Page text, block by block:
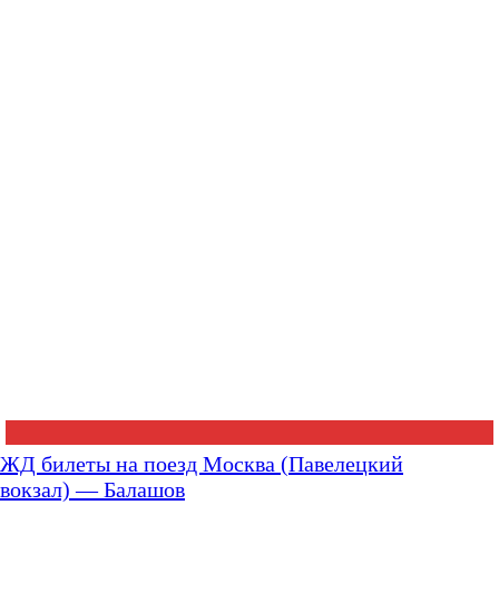
ЖД билеты на поезд Москва (Павелецкий
вокзал) — Балашов